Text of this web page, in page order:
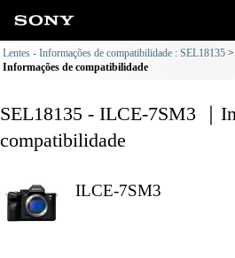
Lentes - Informações de compatibilidade : SEL18135
Informações de compatibilidade
SEL18135 - ILCE-7SM3 ｜
compatibilidade
ILCE-7SM3